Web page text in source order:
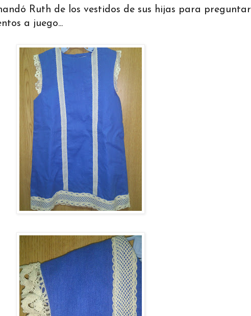
Ruth de los vestidos de sus hijas para
a juego...